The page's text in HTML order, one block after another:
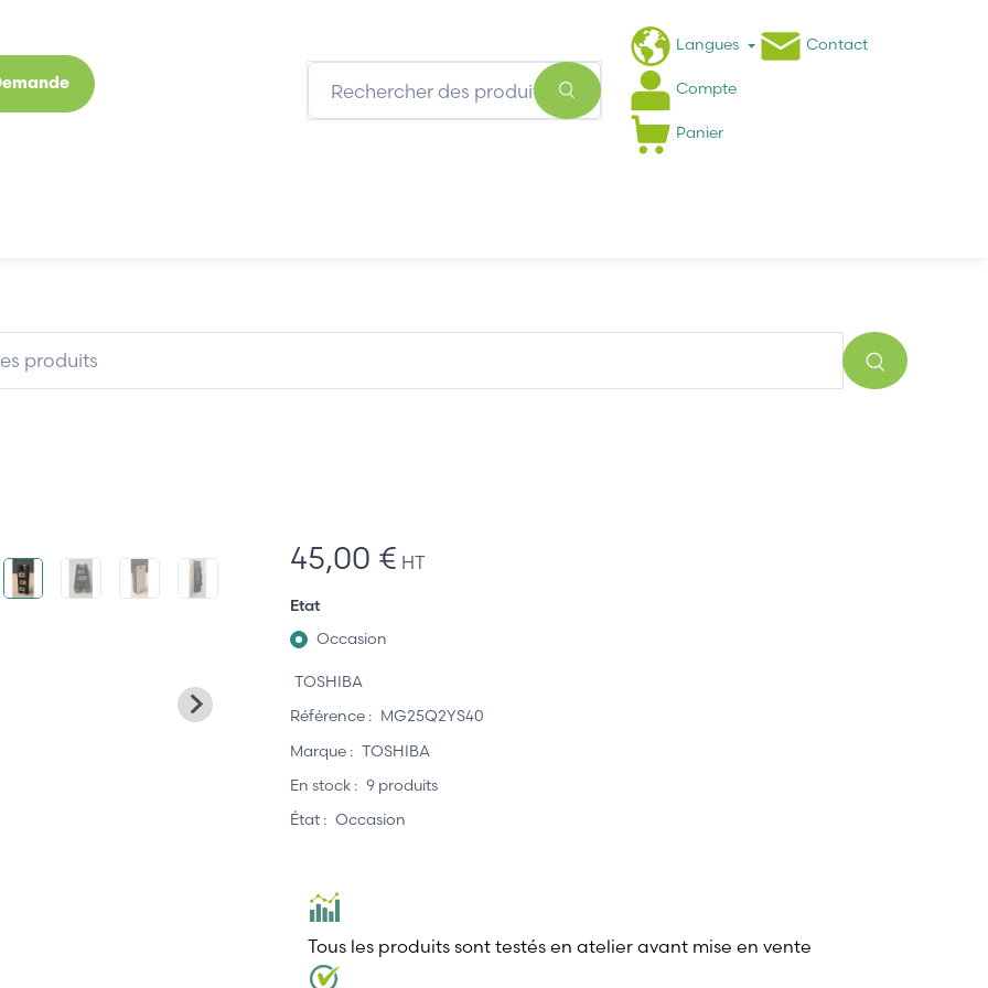
Langues Contact
Compte
Panier
45,00 € HT
Etat
Occasion
TOSHIBA
Référence : MG25Q2YS40
Marque : TOSHIBA
En stock : 9 produits
État : Occasion
Tous les produits sont testés en atelier avant mise en vente